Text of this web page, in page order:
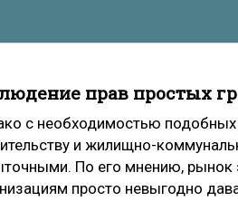
прав простых
с необходимостью подобных
и жилищно-
По его мнению, рынок
просто невыгодно